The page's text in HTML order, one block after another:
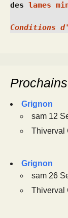
des lames
Conditions
Grignon
sam 12
Thiverval
Grignon
sam 26
Thiverval